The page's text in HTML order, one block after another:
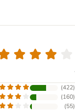
(422)
(160)
(55)